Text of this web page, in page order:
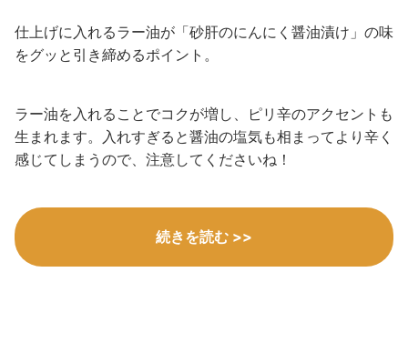
仕上げに入れるラー油が「砂肝のにんにく醤油漬け」の味
をグッと引き締めるポイント。
ラー油を入れることでコクが増し、ピリ辛のアクセントも
生まれます。入れすぎると醤油の塩気も相まってより辛く
感じてしまうので、注意してくださいね！
続きを読む >>